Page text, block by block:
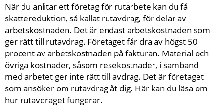
När du anlitar ett företag för rutarbete kan du få
skattereduktion, så kallat rutavdrag, för delar av
arbetskostnaden. Det är endast arbetskostnaden som
ger rätt till rutavdrag. Företaget får dra av högst 50
procent av arbetskostnaden på fakturan. Material och
övriga kostnader, såsom resekostnader, i samband
med arbetet ger inte rätt till avdrag. Det är företaget
som ansöker om rutavdrag åt dig. Här kan du läsa om
hur rutavdraget fungerar.